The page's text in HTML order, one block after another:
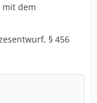
mit dem
§ 456